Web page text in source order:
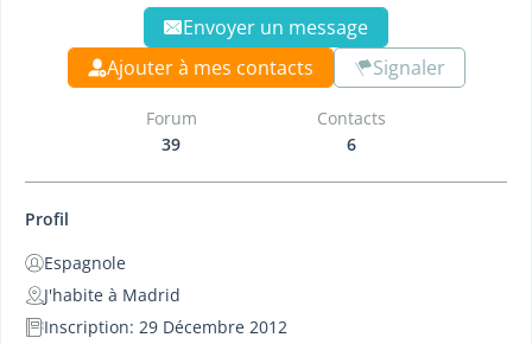
Envoyer un message
Ajouter à mes contacts
Signaler
Forum
39
Contacts
6
Profil
Espagnole
J'habite à Madrid
Inscription: 29 Décembre 2012